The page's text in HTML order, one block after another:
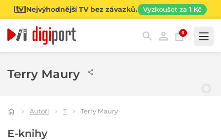
Nejvýhodnější TV bez závazků. Vyzkoušet za 1 Kč
0
Terry Maury
Autoři T Terry Maury
E-knihy